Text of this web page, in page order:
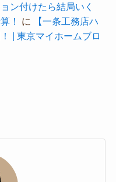
ン付けたら結局いく
！
に
【一条工務店ハ
| 東京マイホームブロ